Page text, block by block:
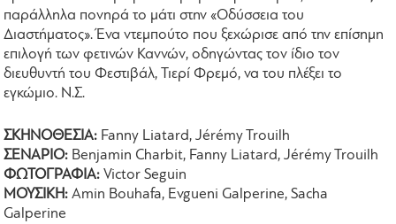
παράλληλα πονηρά το μάτι στην «Οδύσσεια του
Διαστήματος». Ένα ντεμπούτο που ξεχώρισε από την επίσημη
επιλογή των φετινών Καννών, οδηγώντας τον ίδιο τον
διευθυντή του Φεστιβάλ, Τιερί Φρεμό, να του πλέξει το
εγκώμιο. Ν.Σ.
ΣΚΗΝΟΘΕΣΙΑ: Fanny Liatard, Jérémy Trouilh
ΣΕΝΑΡΙΟ: Benjamin Charbit, Fanny Liatard, Jérémy Trouilh
ΦΩΤΟΓΡΑΦΙΑ: Victor Seguin
ΜΟΥΣΙΚΗ: Amin Bouhafa, Evgueni Galperine, Sacha
Galperine